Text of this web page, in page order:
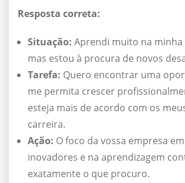
Resposta correta:
Situação: Aprendi muito na minha
mas estou à procura de novos
Tarefa: Quero encontrar uma
me permita crescer
esteja mais de acordo com os
carreira.
Ação: O foco da vossa empresa
inovadores e na aprendizagem
exatamente o que procuro.